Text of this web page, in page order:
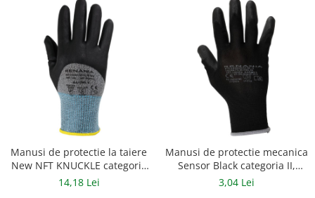
Imbracaminte Femei
Jachete de iarna
Jachete/Bluze Salopeta
Pantaloni cu pieptar
Pantaloni de lucru
Pantaloni scurti
Pelerine de ploaie
Manusi de protectie la taiere
New NFT KNUCKLE categoria
II, Renania, art.20C3
14,18 Lei
Manusi de protectie mecanica
Sensor Black categoria II,
Renania, art.2C00
3,04 Lei